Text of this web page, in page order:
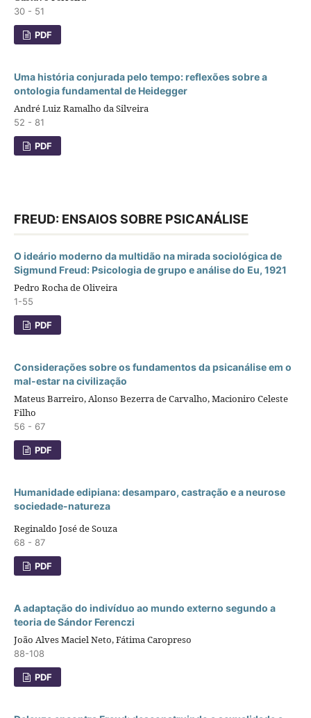
30 - 51
PDF
Uma história conjurada pelo tempo: reflexões sobre a
ontologia fundamental de Heidegger
André Luiz Ramalho da Silveira
52 - 81
PDF
FREUD: ENSAIOS SOBRE PSICANÁLISE
O ideário moderno da multidão na mirada sociológica de
Sigmund Freud: Psicologia de grupo e análise do Eu, 1921
Pedro Rocha de Oliveira
1-55
PDF
Considerações sobre os fundamentos da psicanálise em o
mal-estar na civilização
Mateus Barreiro, Alonso Bezerra de Carvalho, Macioniro Celeste
Filho
56 - 67
PDF
Humanidade edipiana: desamparo, castração e a neurose
sociedade-natureza
Reginaldo José de Souza
68 - 87
PDF
A adaptação do indivíduo ao mundo externo segundo a
teoria de Sándor Ferenczi
João Alves Maciel Neto, Fátima Caropreso
88-108
PDF